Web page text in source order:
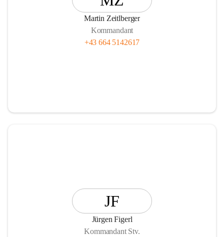
Martin Zeitlberger
Kommandant
+43 664 5142617
JF
Jürgen Figerl
Kommandant Stv.